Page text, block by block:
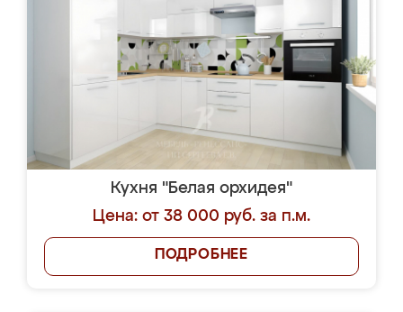
Кухня "Белая орхидея"
Цена: от 38 000 руб. за п.м.
ПОДРОБНЕЕ